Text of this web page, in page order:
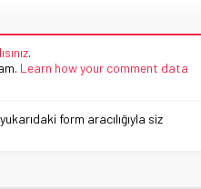
.
Learn how your comment data
form aracılığıyla siz